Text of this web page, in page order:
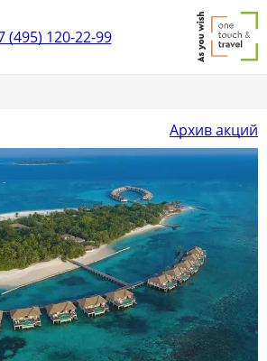
(495) 120-22-99
Архив акций